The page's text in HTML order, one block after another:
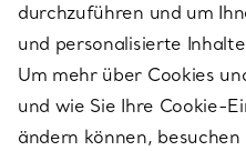
RECHTLICHE HINWEISE
durchzuführen und um
und personalisierte
Um mehr über Cookies
und wie Sie Ihre Cookie-
ändern können, besuchen